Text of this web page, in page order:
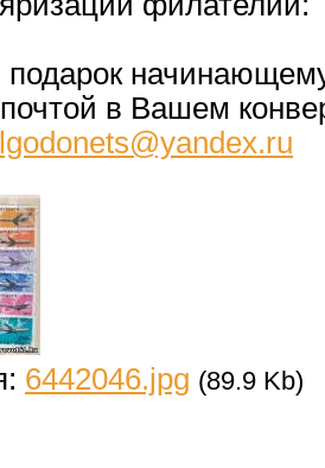
подарок
в Вашем
6442046.jpg (89.9 Kb)